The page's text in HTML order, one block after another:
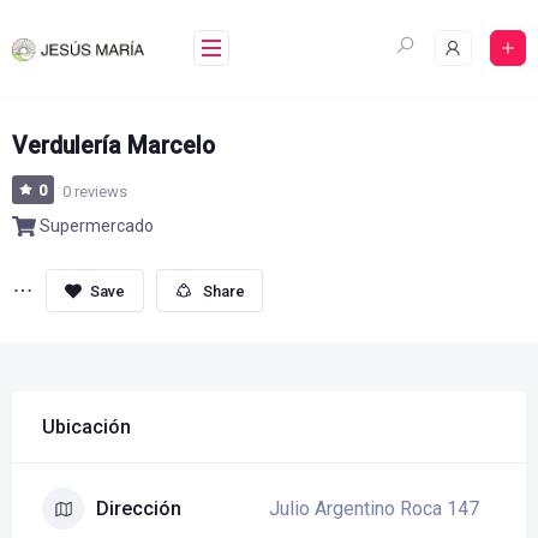
to
Verdulería Marcelo
0 0 reviews
Supermercado
Share
Ubicación
Dirección Julio Argentino Roca 147